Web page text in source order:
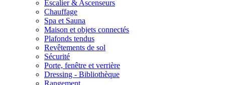
Escalier & Ascenseurs
Chauffage
Spa et Sauna
Maison et objets connectés
Plafonds tendus
Revêtements de sol
Sécurité
Porte, fenêtre et verrière
Dressing - Bibliothèque